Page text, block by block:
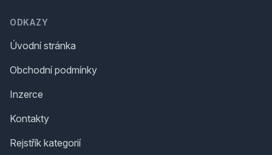
ODKAZY
Úvodní stránka
Obchodní podmínky
Inzerce
Kontakty
Rejstřík kategorií